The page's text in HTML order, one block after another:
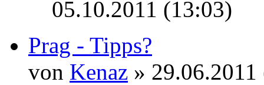
05.10.2011 (13:03)
Prag - Tipps?
von Kenaz »